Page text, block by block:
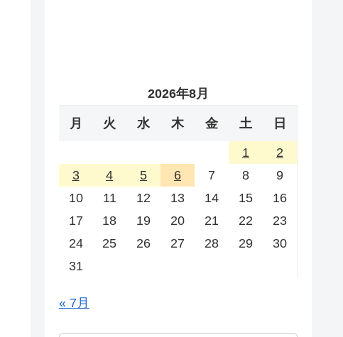
2026年8月
月 火 水 木 金 土 日
1
2
3
4 5 6 7 8
9
10
11 12 13 14 15
16
17
18 19 20 21 22
23
24
25 26 27 28 29
30
31
« 7月